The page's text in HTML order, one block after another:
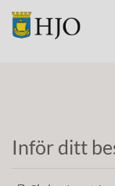
Inför ditt